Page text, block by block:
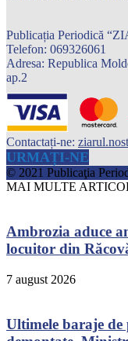
Publicația Periodică
Telefon: 069326061
Adresa: Republica
ap.2
Contactați-ne:
URMAȚI-NE
© 2021 Publicaţia
MAI MULTE
Ambrozia aduce
locuitor din
7 august 2026
Ultimele baraje de